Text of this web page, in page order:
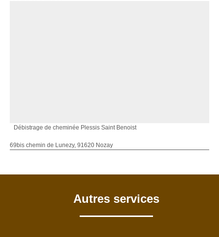
Débistrage de cheminée Plessis Saint Benoist
69bis chemin de Lunezy, 91620 Nozay
Autres services